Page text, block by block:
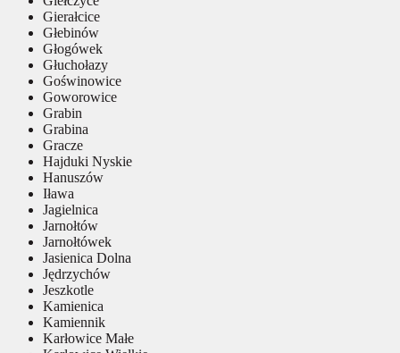
Gierałcice
Głebinów
Głogówek
Głuchołazy
Goświnowice
Goworowice
Grabin
Grabina
Gracze
Hajduki Nyskie
Hanuszów
Iława
Jagielnica
Jarnołtów
Jarnołtówek
Jasienica Dolna
Jędrzychów
Jeszkotle
Kamienica
Kamiennik
Karłowice Małe